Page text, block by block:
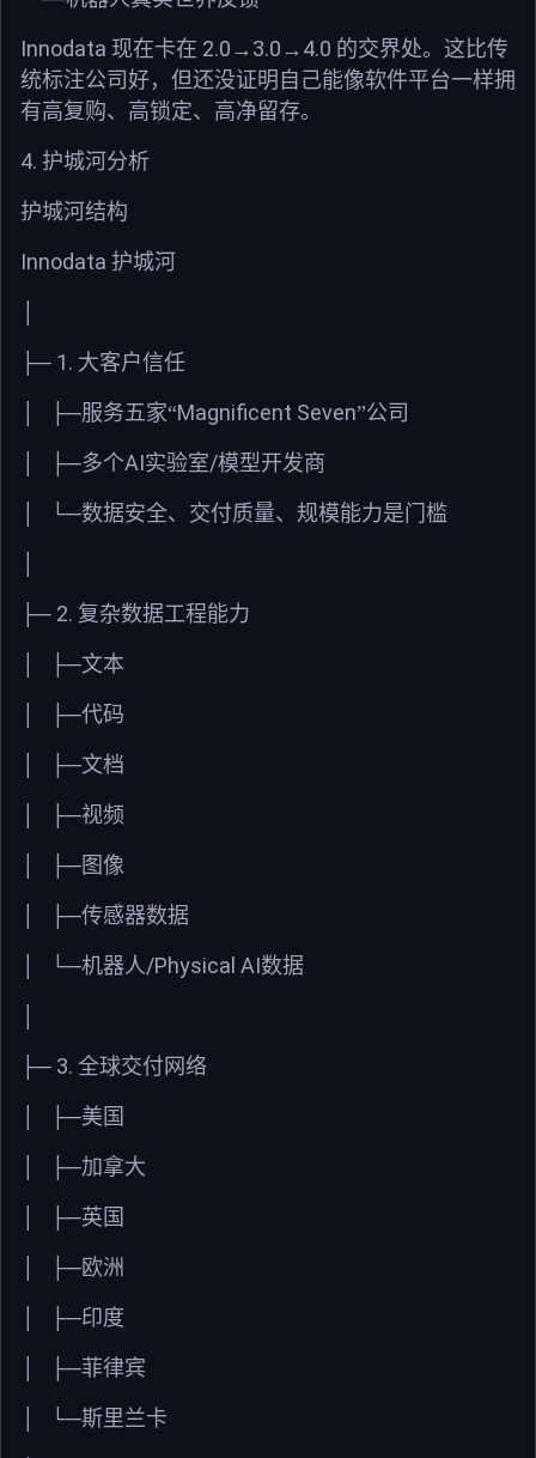
Innodata 现在卡在 2.0 → 3.0 → 4.0 的交界处。 这比传
统标注公司好，但还没证明自己能像软件平台一样拥
有高复购、高锁定、高净留存。
4. 护城河分析
护城河结构
Innodata 护城河
├─ 1. 大客户信任
├─服务五家“Magnificent Seven”公司
├─多个AI实验室/模型开发商
└─数据安全、交付质量、规模能力是门槛
├─ 2. 复杂数据工程能力
├─文本
├─代码
├─文档
├─视频
├─图像
├─传感器数据
└─机器人/Physical AI数据
├─ 3. 全球交付网络
├─美国
├─加拿大
├─英国
├─欧洲
├─印度
├─菲律宾
└─斯里兰卡